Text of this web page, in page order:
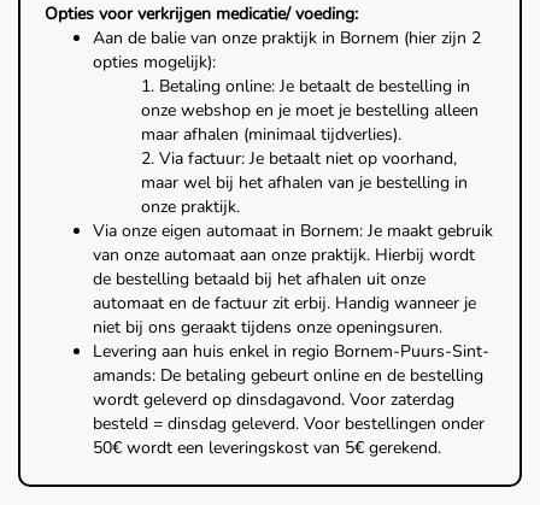
Opties voor verkrijgen medicatie/ voeding:
Aan de balie van onze praktijk in Bornem (hier zijn 2
opties mogelijk):
1. Betaling online: Je betaalt de bestelling in
onze webshop en je moet je bestelling alleen
maar afhalen (minimaal tijdverlies).
2. Via factuur: Je betaalt niet op voorhand,
maar wel bij het afhalen van je bestelling in
onze praktijk.
Via onze eigen automaat in Bornem: Je maakt gebruik
van onze automaat aan onze praktijk. Hierbij wordt
de bestelling betaald bij het afhalen uit onze
automaat en de factuur zit erbij. Handig wanneer je
niet bij ons geraakt tijdens onze openingsuren.
Levering aan huis enkel in regio Bornem-Puurs-Sint-
amands: De betaling gebeurt online en de bestelling
wordt geleverd op dinsdagavond. Voor zaterdag
besteld = dinsdag geleverd. Voor bestellingen onder
50€ wordt een leveringskost van 5€ gerekend.